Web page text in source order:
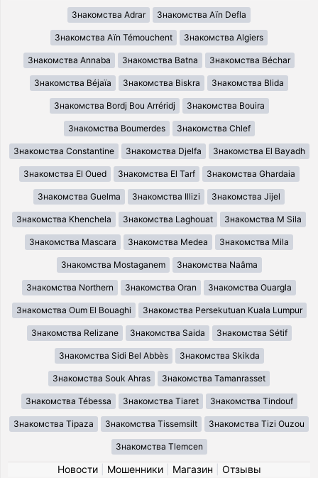
Знакомства Adrar Знакомства Aïn Defla
Знакомства Aïn Témouchent Знакомства Algiers
Знакомства Annaba Знакомства Batna Знакомства Béchar
Знакомства Béjaïa Знакомства Biskra Знакомства Blida
Знакомства Bordj Bou Arréridj Знакомства Bouira
Знакомства Boumerdes Знакомства Chlef
Знакомства Constantine Знакомства Djelfa Знакомства El Bayadh
Знакомства El Oued Знакомства El Tarf Знакомства Ghardaia
Знакомства Guelma Знакомства Illizi Знакомства Jijel
Знакомства Khenchela Знакомства Laghouat Знакомства M Sila
Знакомства Mascara Знакомства Medea Знакомства Mila
Знакомства Mostaganem Знакомства Naâma
Знакомства Northern Знакомства Oran Знакомства Ouargla
Знакомства Oum El Bouaghi Знакомства Persekutuan Kuala Lumpur
Знакомства Relizane Знакомства Saida Знакомства Sétif
Знакомства Sidi Bel Abbès Знакомства Skikda
Знакомства Souk Ahras Знакомства Tamanrasset
Знакомства Tébessa Знакомства Tiaret Знакомства Tindouf
Знакомства Tipaza Знакомства Tissemsilt Знакомства Tizi Ouzou
Знакомства Tlemcen
Новости| Мошенники| Магазин
Отзывы